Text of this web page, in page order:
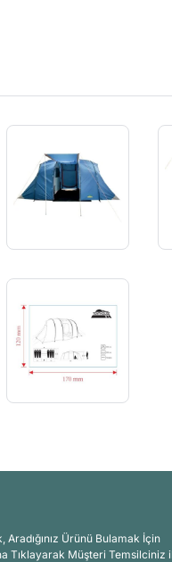
Ürünü Bulamak İçin
Tıklayarak Müşteri Temsilciniz